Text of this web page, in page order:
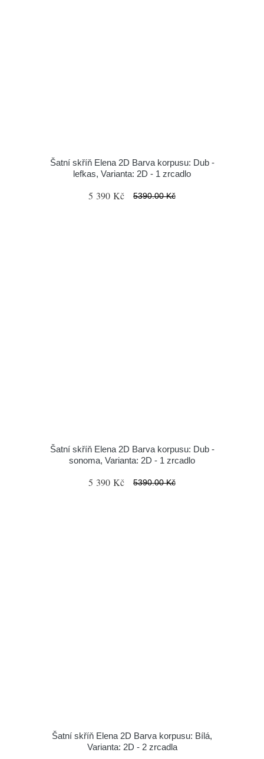
Šatní skříň Elena 2D Barva korpusu: Dub -
lefkas, Varianta: 2D - 1 zrcadlo
5 390 Kč 5390.00 Kč
Šatní skříň Elena 2D Barva korpusu: Dub -
sonoma, Varianta: 2D - 1 zrcadlo
5 390 Kč 5390.00 Kč
Šatní skříň Elena 2D Barva korpusu: Bílá,
Varianta: 2D - 2 zrcadla